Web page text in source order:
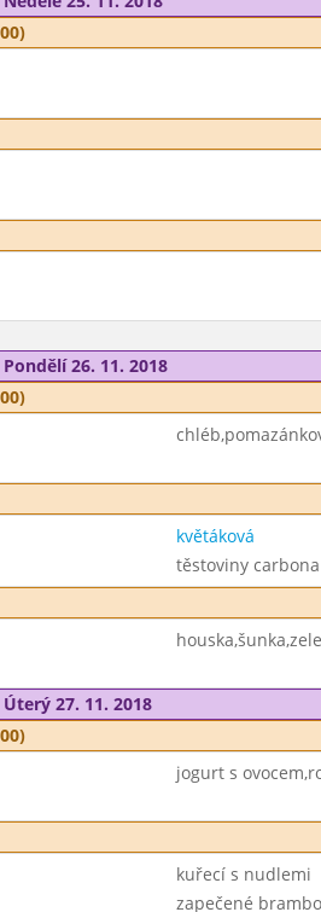
Pondělí 26. 11. 2018
květáková
těstoviny
Úterý 27. 11. 2018
jogurt s
kuřecí s nudlemi
zapečené